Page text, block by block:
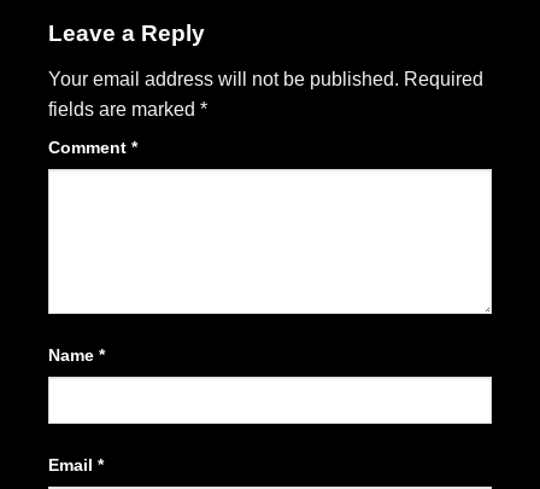
Leave a Reply
Your email address will not be published. Required
fields are marked *
Comment *
Name *
Email *